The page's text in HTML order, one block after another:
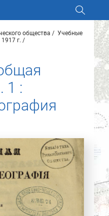
общества
Учебные
г.
1 :